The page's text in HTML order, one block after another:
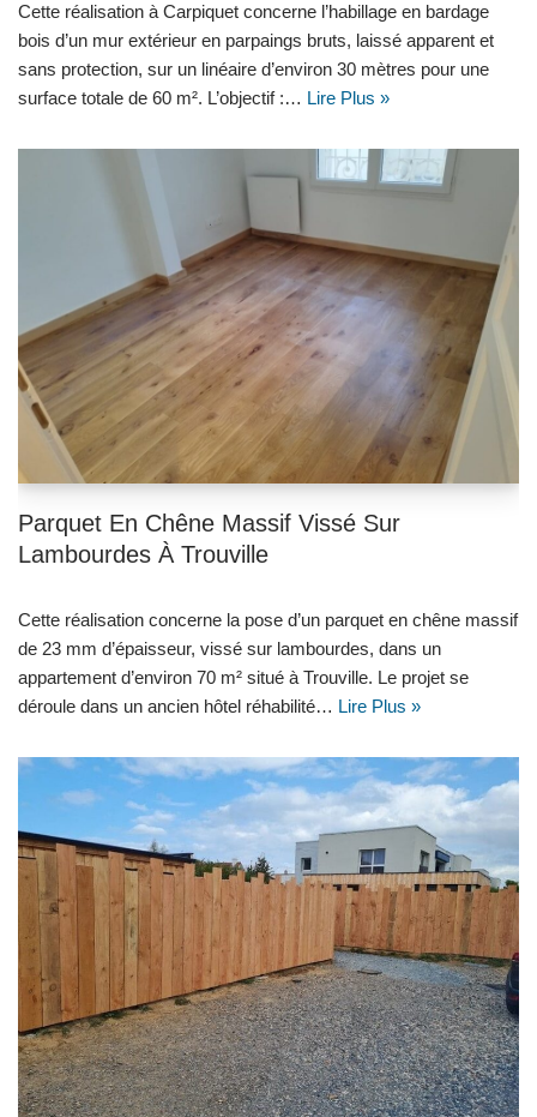
Cette réalisation à Carpiquet concerne l’habillage en bardage
bois d’un mur extérieur en parpaings bruts, laissé apparent et
sans protection, sur un linéaire d’environ 30 mètres pour une
surface totale de 60 m². L’objectif :… Lire Plus »
Parquet En Chêne Massif Vissé Sur
Lambourdes À Trouville
Cette réalisation concerne la pose d’un parquet en chêne massif
de 23 mm d’épaisseur, vissé sur lambourdes, dans un
appartement d’environ 70 m² situé à Trouville. Le projet se
déroule dans un ancien hôtel réhabilité… Lire Plus »